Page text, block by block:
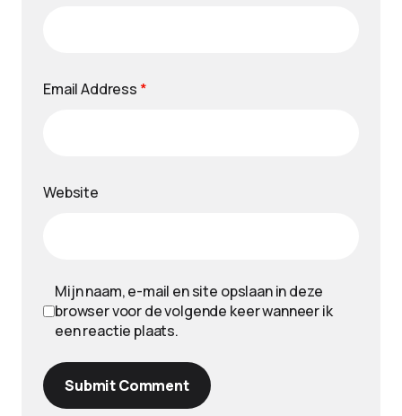
Email Address *
Website
Mijn naam, e-mail en site opslaan in deze
browser voor de volgende keer wanneer ik
een reactie plaats.
Submit Comment